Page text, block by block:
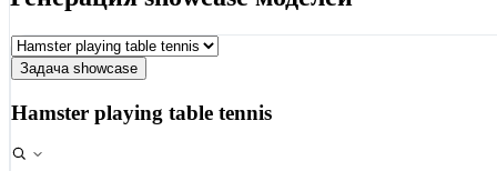
Задача showcase
Hamster playing table tennis